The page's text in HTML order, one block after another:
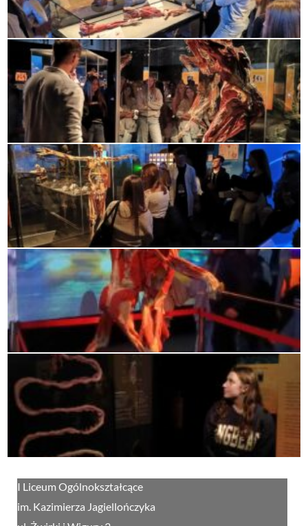
I Liceum Ogólnokształcące
im. Kazimierza Jagiellończyka